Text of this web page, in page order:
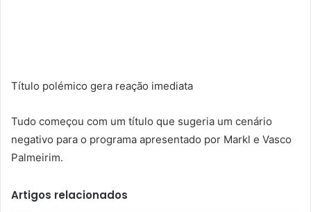
Título polémico gera reação imediata
Tudo começou com um título que sugeria um cenário
negativo para o programa apresentado por Markl e Vasco
Palmeirim.
Artigos relacionados